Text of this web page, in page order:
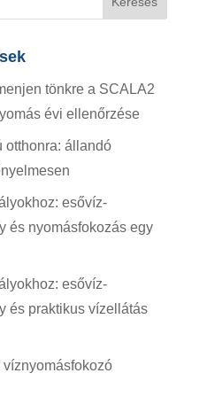
tönkre a SCALA2
évi ellenőrzése
otthonra: állandó
esővíz-
és nyomásfokozás egy
esővíz-
és praktikus vízellátás